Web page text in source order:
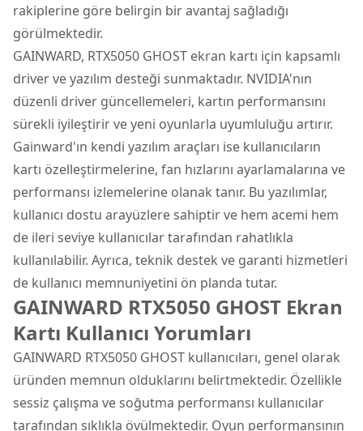
rakiplerine göre belirgin bir avantaj sağladığı
görülmektedir.
GAINWARD, RTX5050 GHOST ekran kartı için kapsamlı
driver ve yazılım desteği sunmaktadır. NVIDIA'nın
düzenli driver güncellemeleri, kartın performansını
sürekli iyileştirir ve yeni oyunlarla uyumluluğu artırır.
Gainward'ın kendi yazılım araçları ise kullanıcıların
kartı özelleştirmelerine, fan hızlarını ayarlamalarına ve
performansı izlemelerine olanak tanır. Bu yazılımlar,
kullanıcı dostu arayüzlere sahiptir ve hem acemi hem
de ileri seviye kullanıcılar tarafından rahatlıkla
kullanılabilir. Ayrıca, teknik destek ve garanti hizmetleri
de kullanıcı memnuniyetini ön planda tutar.
GAINWARD RTX5050 GHOST Ekran
Kartı Kullanıcı Yorumları
GAINWARD RTX5050 GHOST kullanıcıları, genel olarak
üründen memnun olduklarını belirtmektedir. Özellikle
sessiz çalışma ve soğutma performansı kullanıcılar
tarafından sıklıkla övülmektedir. Oyun performansının